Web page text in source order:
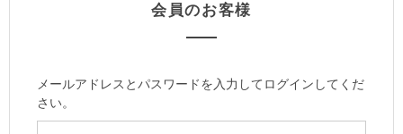
会員のお客様
メールアドレスとパスワードを入力してログインしてくだ
さい。